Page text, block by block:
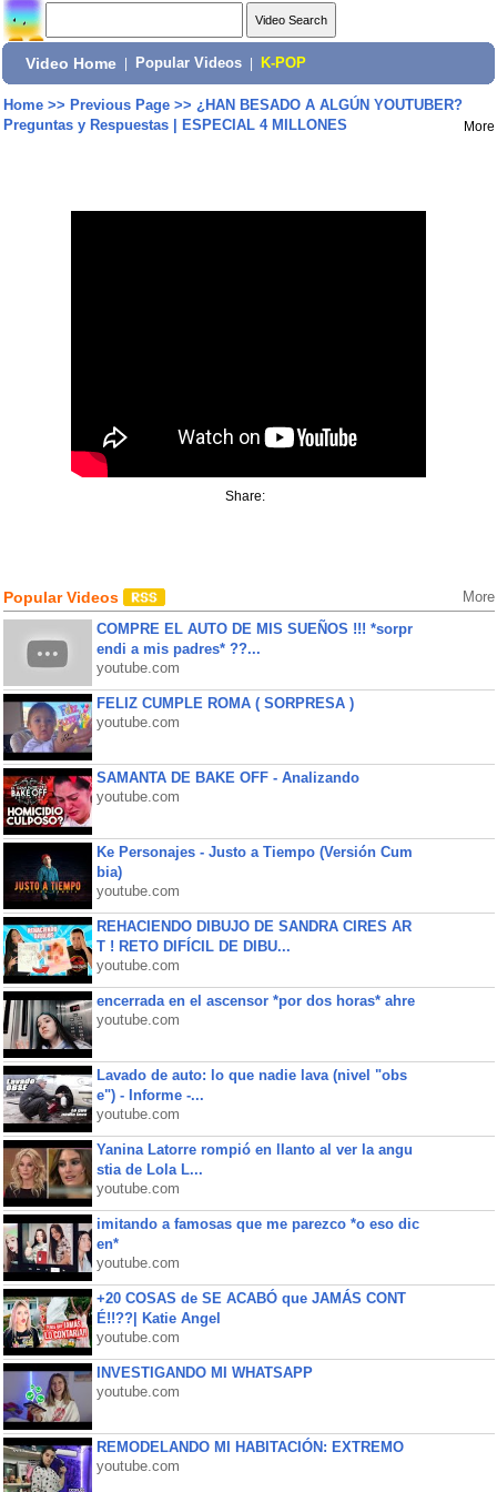
Video Home Popular Videos K-POP
Home>> Previous Page>> ¿HAN BESADO A ALGÚN YOUTUBER?
Preguntas y Respuestas | ESPECIAL 4 MILLONES
More
Share:
Popular Videos More
COMPRE EL AUTO DE MIS SUEÑOS !!! *sorpr
endi a mis padres* ??...
youtube.com
FELIZ CUMPLE ROMA ( SORPRESA )
youtube.com
SAMANTA DE BAKE OFF - Analizando
youtube.com
Ke Personajes - Justo a Tiempo (Versión Cum
bia)
youtube.com
REHACIENDO DIBUJO DE SANDRA CIRES AR
T ! RETO DIFÍCIL DE DIBU...
youtube.com
encerrada en el ascensor *por dos horas* ahre
youtube.com
Lavado de auto: lo que nadie lava (nivel "obs
e") - Informe -...
youtube.com
Yanina Latorre rompió en llanto al ver la angu
stia de Lola L...
youtube.com
imitando a famosas que me parezco *o eso dic
en*
youtube.com
+20 COSAS de SE ACABÓ que JAMÁS CONT
É!!??| Katie Angel
youtube.com
INVESTIGANDO MI WHATSAPP
youtube.com
REMODELANDO MI HABITACIÓN: EXTREMO
youtube.com